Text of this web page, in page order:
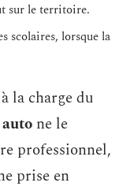
sur le territoire.
scolaires, lorsque la
la charge du
ne le
professionnel,
prise en